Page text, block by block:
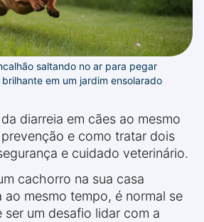
saltando no ar para pegar
em um jardim ensolarado
diarreia em cães ao mesmo
e como tratar dois
e cuidado veterinário.
cachorro na sua casa
ao mesmo tempo, é normal se
um desafio lidar com a